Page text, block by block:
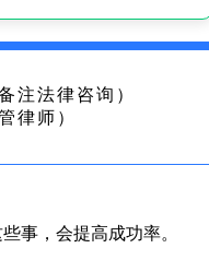
注法律咨询）
律师）
事，会提高成功率。